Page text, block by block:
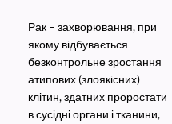
Рак – захворювання, при
якому відбувається
безконтрольне зростання
атипових (злоякісних)
клітин, здатних проростати
в сусідні органи і тканини,